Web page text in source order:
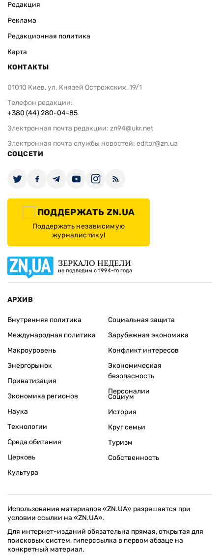
Редакция
Реклама
Редакционная политика
Карта
КОНТАКТЫ
01010 Киев, ул. Князей Острожских, 19/1
Телефон редакции:
+380 (44) 280-04-85
Электронная почта редакции: zn94@ukr.net
Электронная почта службы новостей: editor@zn.ua
СОЦСЕТИ
ПОДДЕРЖАТЬ ZN.UA
Поддержать независимую
журналистику!
ЗЕРКАЛО НЕДЕЛИ
не подводим с 1994-го года
АРХИВ
Внутренняя политика
Международная политика
Макроуровень
Энергорынок
Приватизация
Экономика регионов
Социальная защита
Зарубежная экономика
Конфликт интересов
Экономическая
безопасность
Персоналии
Наука
Технологии
Среда обитания
Церковь
Культура
Социум
История
Круг семьи
Туризм
Собственность
Использование материалов «ZN.UA» разрешается при
условии ссылки на «ZN.UA».
Для интернет-изданий обязательна прямая, открытая для
поисковых систем, гиперссылка в первом абзаце на
конкретный материал.